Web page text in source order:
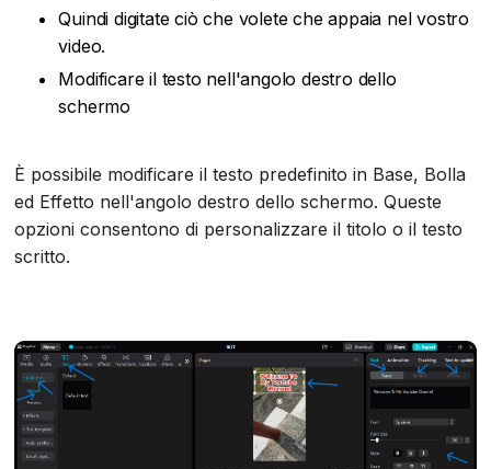
Quindi digitate ciò che volete che appaia nel vostro
video.
Modificare il testo nell'angolo destro dello
schermo
È possibile modificare il testo predefinito in Base, Bolla
ed Effetto nell'angolo destro dello schermo. Queste
opzioni consentono di personalizzare il titolo o il testo
scritto.